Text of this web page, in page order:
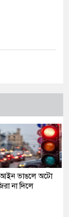
আইন ভাঙলে অটো
না দিলে